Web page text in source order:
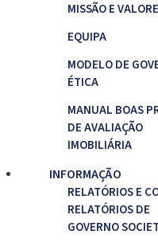
MISSÃO E
EQUIPA
MODELO DE
ÉTICA
MANUAL BOAS
DE AVALIAÇÃO
IMOBILIÁRIA
INFORMAÇÃO
RELATÓRIOS E
RELATÓRIOS DE
GOVERNO